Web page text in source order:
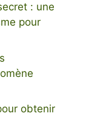
: une
pour
obtenir